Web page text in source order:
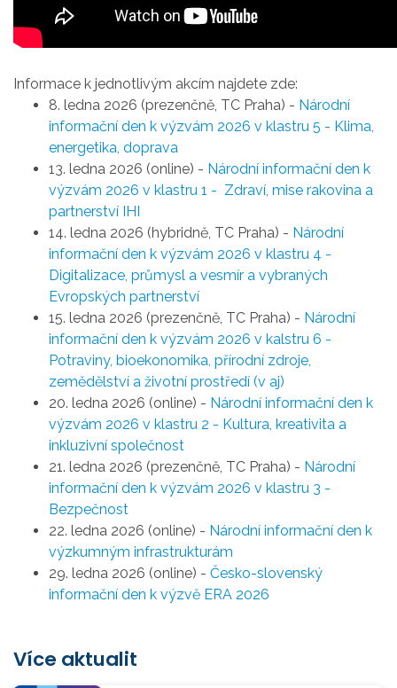
Informace k jednotlivým akcím najdete zde:
8. ledna 2026 (prezenčně, TC Praha) - Národní
informační den k výzvám 2026 v klastru 5 - Klima,
energetika, doprava
13. ledna 2026 (online) - Národní informační den k
výzvám 2026 v klastru 1 - Zdraví, mise rakovina a
partnerství IHI
14. ledna 2026 (hybridně, TC Praha) - Národní
informační den k výzvám 2026 v klastru 4 -
Digitalizace, průmysl a vesmír a vybraných
Evropských partnerství
15. ledna 2026 (prezenčně, TC Praha) - Národní
informační den k výzvám 2026 v kalstru 6 -
Potraviny, bioekonomika, přírodní zdroje,
zemědělství a životní prostředí (v aj)
20. ledna 2026 (online) - Národní informační den k
výzvám 2026 v klastru 2 - Kultura, kreativita a
inkluzivní společnost
21. ledna 2026 (prezenčně, TC Praha) - Národní
informační den k výzvám 2026 v klastru 3 -
Bezpečnost
22. ledna 2026 (online) - Národní informační den k
výzkumným infrastrukturám
29. ledna 2026 (online) - Česko-slovenský
informační den k výzvě ERA 2026
Více aktualit